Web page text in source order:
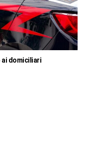
ai domiciliari